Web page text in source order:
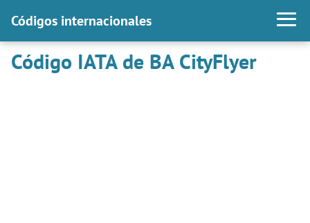
Códigos internacionales
Código IATA de BA CityFlyer